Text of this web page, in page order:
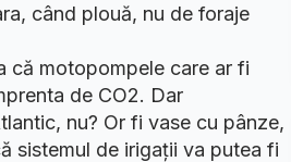
când plouă, nu de foraje
că motopompele care ar fi
de CO2. Dar
nu? Or fi vase cu pânze,
sistemul de irigații va putea fi